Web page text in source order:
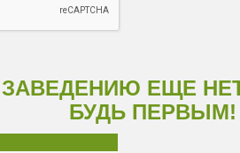
ЕЩЕ
БУДЬ ПЕРВЫМ!